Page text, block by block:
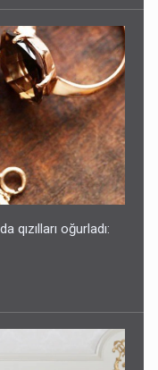
qızılları oğurladı: